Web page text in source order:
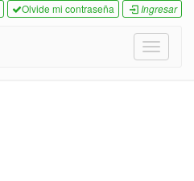
Olvide mi contraseña Ingresar
Toggle